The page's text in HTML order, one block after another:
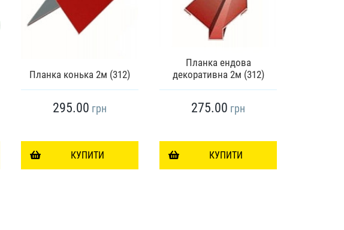
Планка конька 2м (312)
295.00 грн
КУПИТИ
Планка ендова
декоративна 2м (312)
275.00 грн
КУПИТИ